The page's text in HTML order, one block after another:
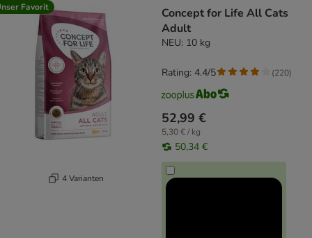
Favorit
4 Varianten
Concept for Life All Cats
Adult
NEU: 10 kg
52,99 €
5,30 € / kg
50,34 €
Rating: 4.4/5 (220)